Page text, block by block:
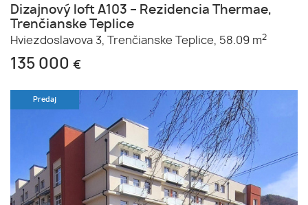
Dizajnový loft A103 – Rezidencia Thermae,
Trenčianske Teplice
Hviezdoslavova 3, Trenčianske Teplice, 58.09 m2
135 000 €
Predaj